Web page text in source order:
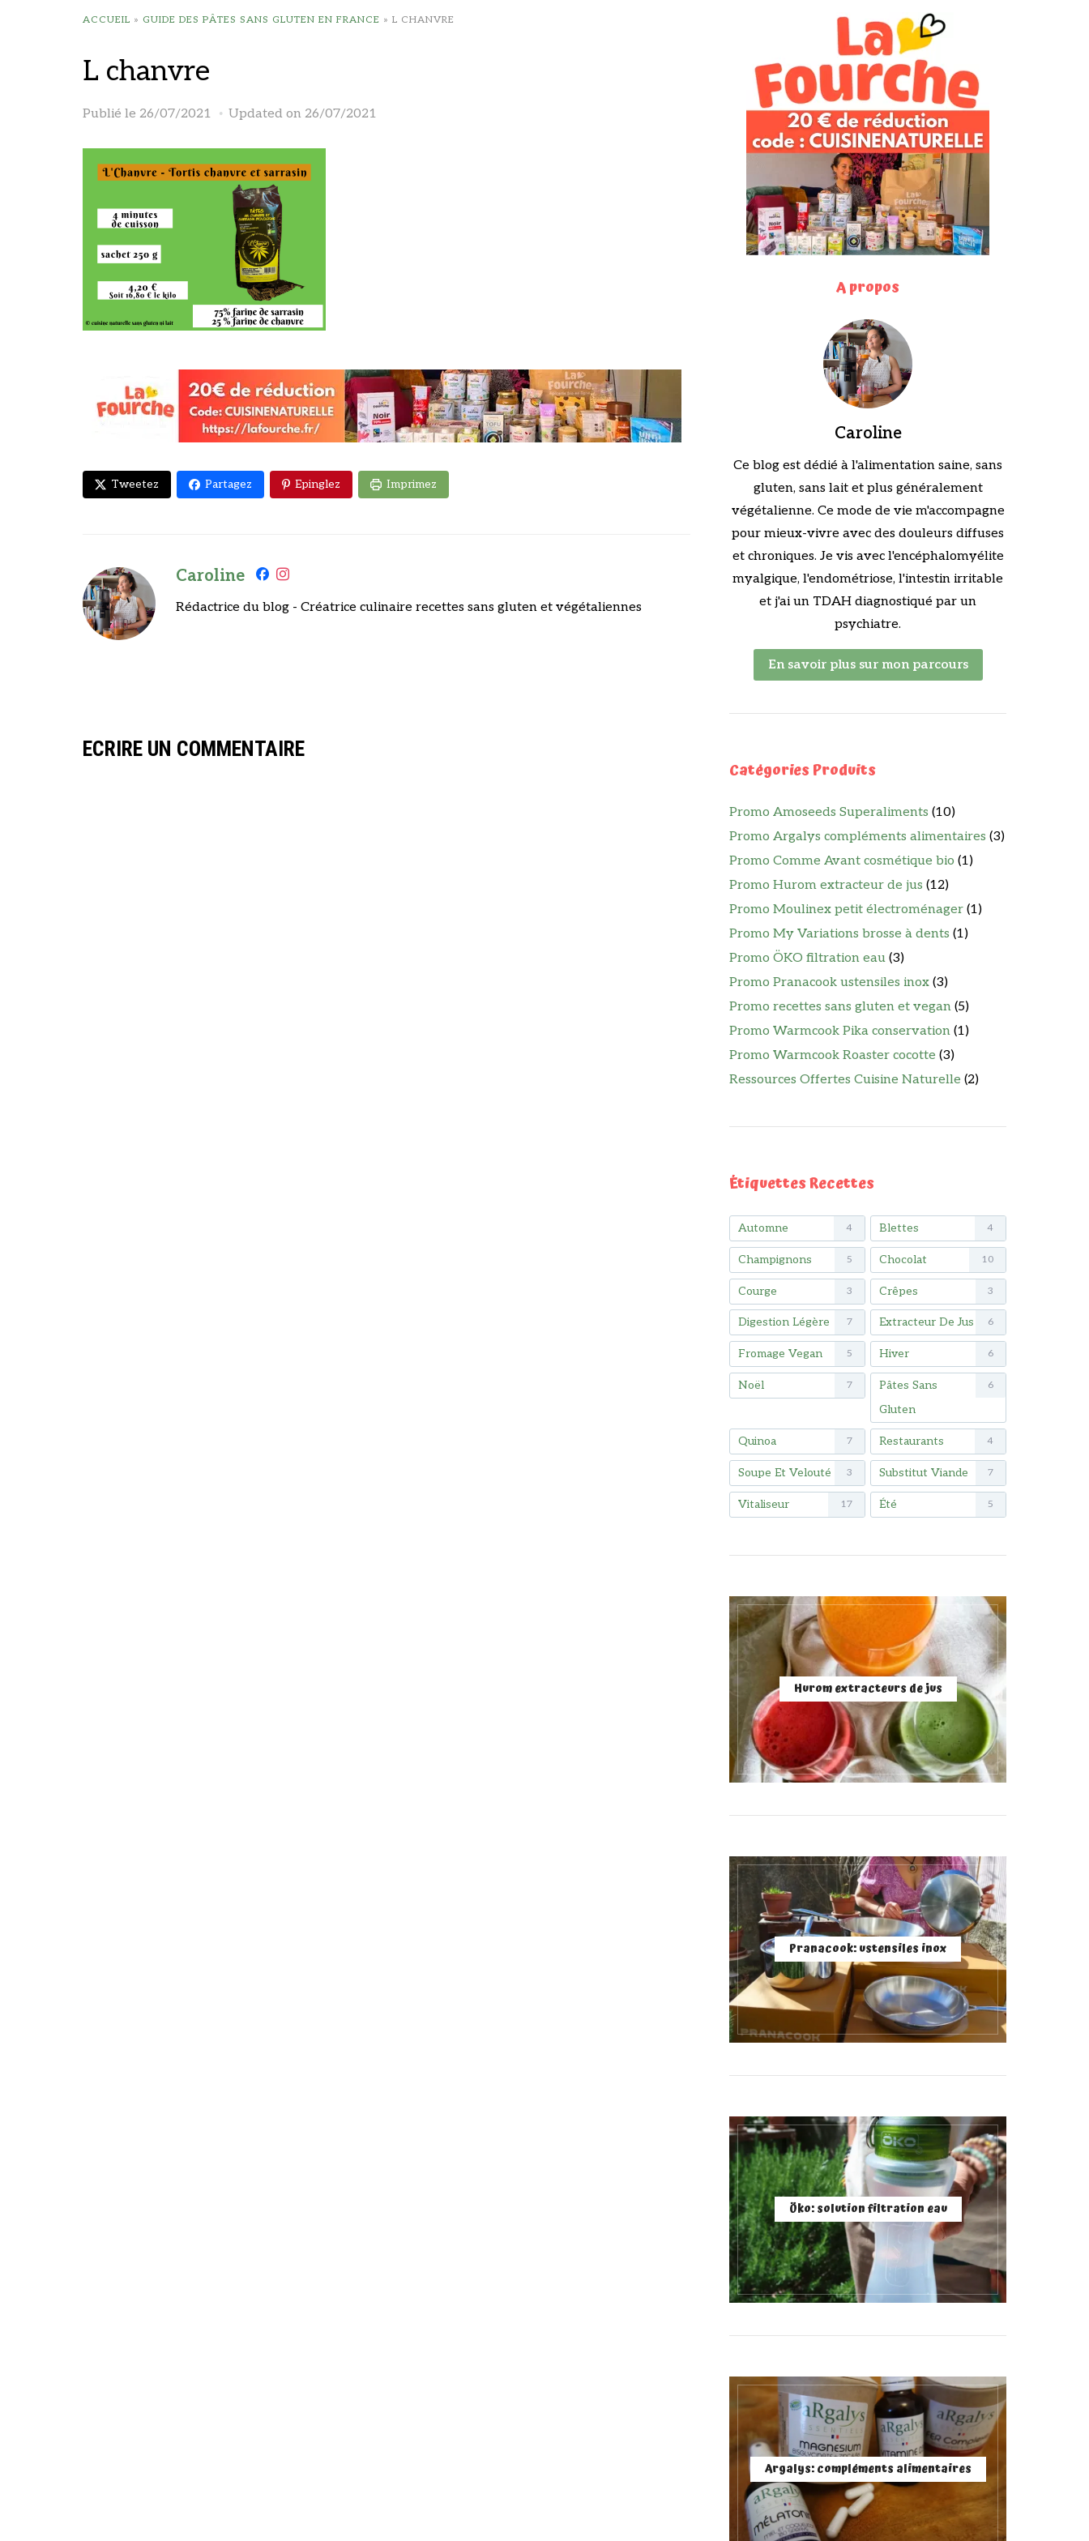
ACCUEIL » GUIDE DES PÂTES SANS GLUTEN EN FRANCE » L CHANVRE
L chanvre
Publié le 26/07/2021 Updated on 26/07/2021
Tweetez Partagez Epinglez Imprimez
Caroline
Rédactrice du blog - Créatrice culinaire recettes sans gluten et végétaliennes
ECRIRE UN COMMENTAIRE
A propos
Caroline
Ce blog est dédié à l'alimentation saine, sans
gluten, sans lait et plus généralement
végétalienne. Ce mode de vie m'accompagne
pour mieux-vivre avec des douleurs diffuses
et chroniques. Je vis avec l'encéphalomyélite
myalgique, l'endométriose, l'intestin irritable
et j'ai un TDAH diagnostiqué par un
psychiatre.
En savoir plus sur mon parcours
Catégories Produits
Promo Amoseeds Superaliments (10)
Promo Argalys compléments alimentaires (3)
Promo Comme Avant cosmétique bio (1)
Promo Hurom extracteur de jus (12)
Promo Moulinex petit électroménager (1)
Promo My Variations brosse à dents (1)
Promo ÖKO filtration eau (3)
Promo Pranacook ustensiles inox (3)
Promo recettes sans gluten et vegan (5)
Promo Warmcook Pika conservation (1)
Promo Warmcook Roaster cocotte (3)
Ressources Offertes Cuisine Naturelle (2)
Étiquettes Recettes
Automne 4 Blettes 4
Champignons 5 Chocolat 10
Courge 3 Crêpes 3
Digestion Légère 7 Extracteur De Jus 6
Fromage Vegan 5 Hiver 6
Noël 7
Pâtes Sans
Gluten
6
Quinoa 7 Restaurants 4
Soupe Et Velouté 3 Substitut Viande 7
Vitaliseur 17 Été 5
Hurom extracteurs de jus
Pranacook: ustensiles inox
Öko: solution filtration eau
Argalys: compléments alimentaires